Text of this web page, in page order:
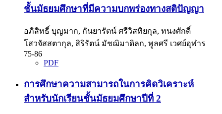
ชั้นมัธยมศึกษาที่มีความบกพร่องทางสติปัญญา
อภิสิทธิ์ บุญมาก, กันยารัตน์ ศรีวิสทิยกุล, ทนงศักดิ์
โสวจัสสตากุล, สิริรัตน์ มัชฌิมาดิลก, พูลศรี เวศย์อุฬาร
75-86
PDF
การศึกษาความสามารถในการคิดวิเคราะห์
สำหรับนักเรียนชั้นมัธยมศึกษาปีที่ 2